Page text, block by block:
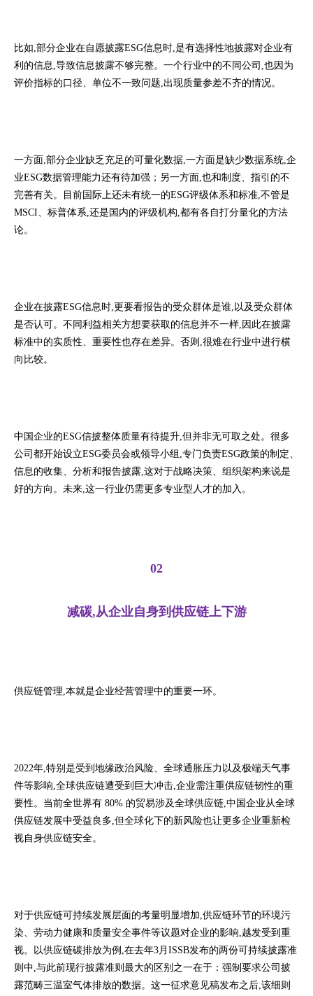
比如,部分企业在自愿披露ESG信息时,是有选择性地披露对企业有
利的信息,导致信息披露不够完整。一个行业中的不同公司,也因为
评价指标的口径、单位不一致问题,出现质量参差不齐的情况。
一方面,部分企业缺乏充足的可量化数据,一方面是缺少数据系统,企
业ESG数据管理能力还有待加强；另一方面,也和制度、指引的不
完善有关。目前国际上还未有统一的ESG评级体系和标准,不管是
MSCI、标普体系,还是国内的评级机构,都有各自打分量化的方法
论。
企业在披露ESG信息时,更要看报告的受众群体是谁,以及受众群体
是否认可。不同利益相关方想要获取的信息并不一样,因此在披露
标准中的实质性、重要性也存在差异。否则,很难在行业中进行横
向比较。
中国企业的ESG信披整体质量有待提升,但并非无可取之处。很多
公司都开始设立ESG委员会或领导小组,专门负责ESG政策的制定、
信息的收集、分析和报告披露,这对于战略决策、组织架构来说是
好的方向。未来,这一行业仍需更多专业型人才的加入。
02
减碳,从企业自身到供应链上下游
供应链管理,本就是企业经营管理中的重要一环。
2022年,特别是受到地缘政治风险、全球通胀压力以及极端天气事
件等影响,全球供应链遭受到巨大冲击,企业需注重供应链韧性的重
要性。当前全世界有 80% 的贸易涉及全球供应链,中国企业从全球
供应链发展中受益良多,但全球化下的新风险也让更多企业重新检
视自身供应链安全。
对于供应链可持续发展层面的考量明显增加,供应链环节的环境污
染、劳动力健康和质量安全事件等议题对企业的影响,越发受到重
视。以供应链碳排放为例,在去年3月ISSB发布的两份可持续披露准
则中,与此前现行披露准则最大的区别之一在于：强制要求公司披
露范畴三温室气体排放的数据。这一征求意见稿发布之后,该细则